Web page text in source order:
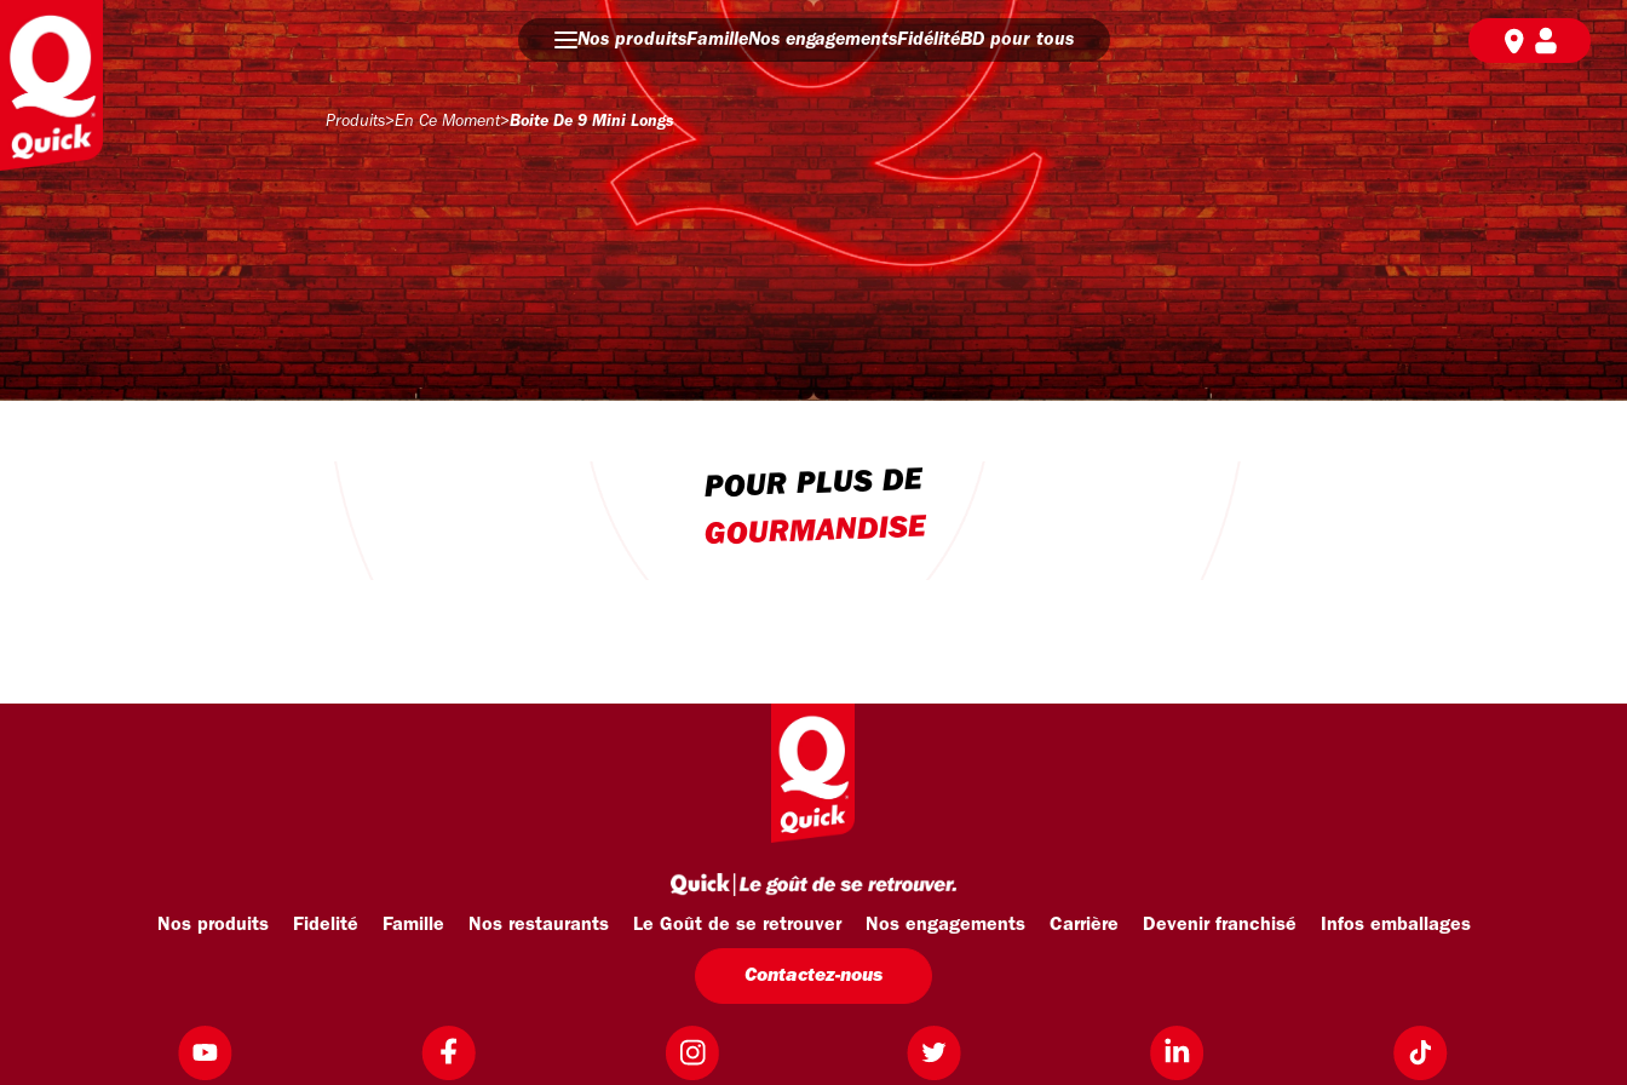
Nos produitsFamilleNos engagementsFidélitéBD pour tous
Produits>En Ce Moment>Boite De 9 Mini Longs
POUR PLUS DE
GOURMANDISE
Nos produits Fidelité Famille Nos restaurants Le Goût de se retrouver Nos engagements Carrière Devenir franchisé Infos emballages
Contactez-nous